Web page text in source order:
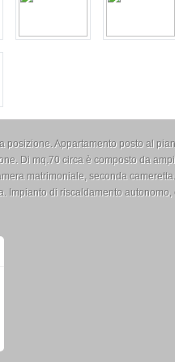
posizione. Appartamento posto al
Di mq.70 circa è composto da
matrimoniale, seconda
Impianto di riscaldamento